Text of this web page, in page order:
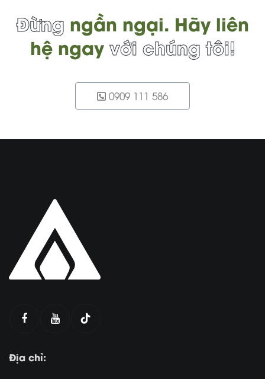
Đừng ngần ngại. Hãy liên
hệ ngay với chúng tôi!
0909 111 586
Địa chỉ: